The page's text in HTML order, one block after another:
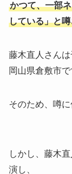
かつて、一部
している」と
藤木直人さん
岡山県倉敷市で
そのため、噂
しかし、藤木
演し、